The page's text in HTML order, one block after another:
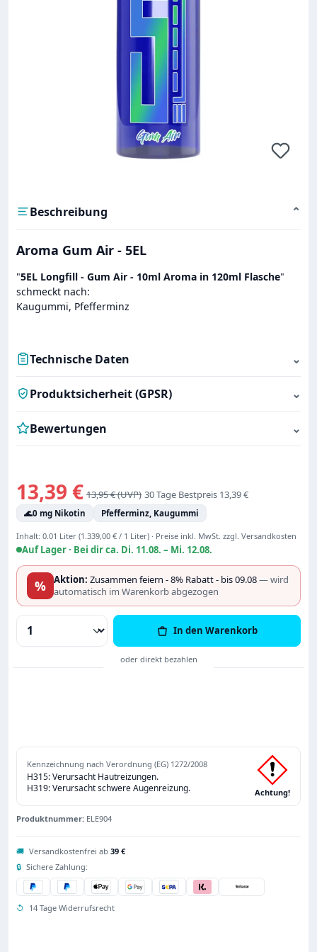
Beschreibung ⌄
Aroma Gum Air - 5EL
"5EL Longfill - Gum Air - 10ml Aroma in 120ml Flasche"
schmeckt nach:
Kaugummi, Pfefferminz
Technische Daten ⌄
Produktsicherheit (GPSR) ⌄
Bewertungen ⌄
Verkaufspreis:
13,39 € Regulärer Preis:
13,95 € 30 Tage Bestpreis 13,39 €
🌊0 mg Nikotin Pfefferminz, Kaugummi
Inhalt: 0.01 Liter (1.339,00 € / 1 Liter) · Preise inkl. MwSt. zzgl. Versandkosten
Auf Lager · Bei dir ca. Di. 11.08. – Mi. 12.08.
% Aktion: Zusammen feiern - 8% Rabatt - bis 09.08— wird
automatisch im Warenkorb abgezogen
Produkt Anzahl: Gib den gewünschten
In den Warenkorb
Kennzeichnung nach Verordnung (EG) 1272/2008
H315: Verursacht Hautreizungen.
H319: Verursacht schwere Augenreizung.
Achtung!
Produktnummer: ELE904
🚚 Versandkostenfrei ab 39 €
🔒 Sichere Zahlung:
↺ 14 Tage Widerrufsrecht